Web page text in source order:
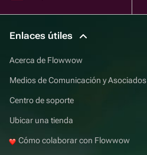
Enlaces útiles
Acerca de Flowwow
Medios de Comunicación y Asociados
Centro de soporte
Ubicar una tienda
Cómo colaborar con Flowwow